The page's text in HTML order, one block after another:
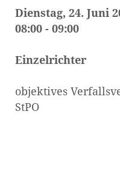
Dienstag, 24. Juni
08:00 - 09:00
Einzelrichter
objektives
StPO